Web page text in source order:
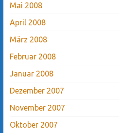
Mai 2008
April 2008
März 2008
Februar 2008
Januar 2008
Dezember 2007
November 2007
Oktober 2007